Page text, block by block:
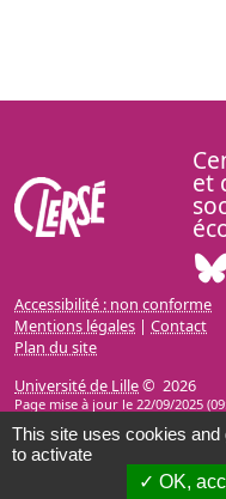
et
Accessibilité : non conforme
Mentions légales | Contact
Plan du site
Université de Lille© 2026
Page mise à jour le 22/09/2025
This site uses cookies
to activate
OK,